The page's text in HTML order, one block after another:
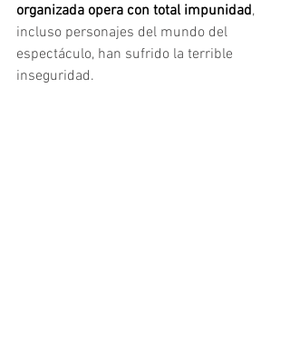
organizada opera con total impunidad,
incluso personajes del mundo del
espectáculo, han sufrido la terrible
inseguridad.